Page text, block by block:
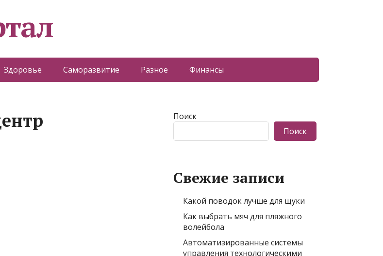
Здоровье Саморазвитие Разное Финансы
Поиск
Поиск
Свежие записи
Какой поводок лучше для щуки
Как выбрать мяч для пляжного
волейбола
Автоматизированные системы
управления технологическими